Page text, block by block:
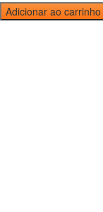
Adicionar ao carrinho